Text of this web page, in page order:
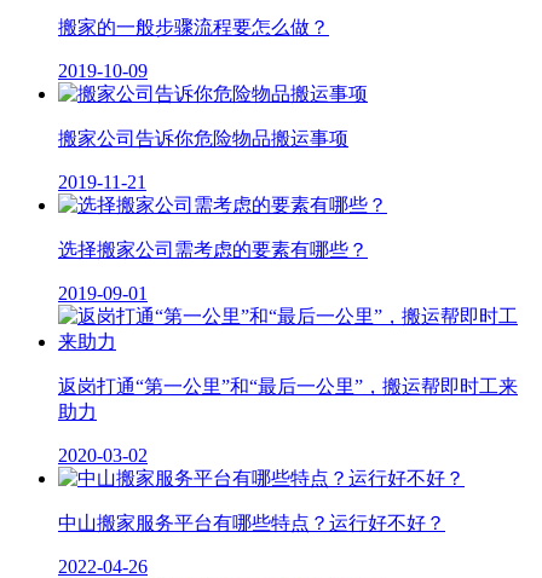
搬家的一般步骤流程要怎么做？
2019-10-09
搬家公司告诉你危险物品搬运事项
2019-11-21
选择搬家公司需考虑的要素有哪些？
2019-09-01
返岗打通“第一公里”和“最后一公里”，搬运帮即时工来
助力
2020-03-02
中山搬家服务平台有哪些特点？运行好不好？
2022-04-26